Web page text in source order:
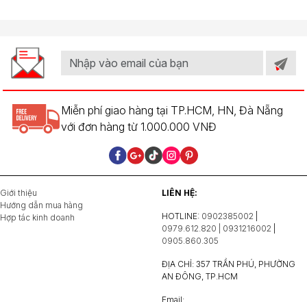
Miễn phí giao hàng tại TP.HCM, HN, Đà Nẵng
với đơn hàng từ 1.000.000 VNĐ
Giới thiệu
Hướng dẫn mua hàng
Hợp tác kinh doanh
LIÊN HỆ:
HOTLINE: 0902385002
0979.612.820 | 0931216002
0905.860.305
ĐỊA CHỈ: 357 TRẦN PHÚ, PHƯỜNG
AN ĐÔNG, TP.HCM
Email: